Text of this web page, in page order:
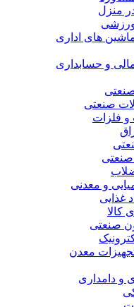
منزل
های اداری
و حسابداری
صنعتی
و فلزات
و معدنی
غذایی
کالا
صنعتی
معدن
و دامداری